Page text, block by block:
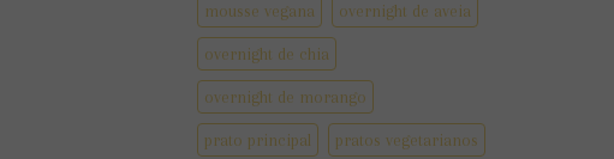
mousse vegana overnight de aveia
overnight de chia
overnight de morango
prato principal pratos vegetarianos